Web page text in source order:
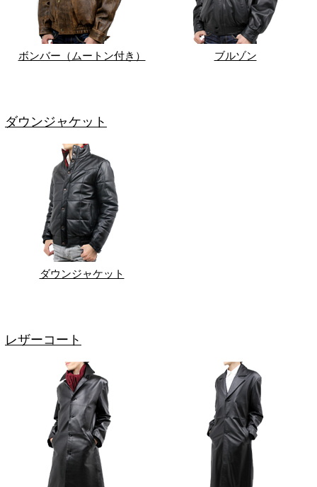
ボンバー（ムートン付き） ブルゾン
ダウンジャケット
ダウンジャケット
レザーコート